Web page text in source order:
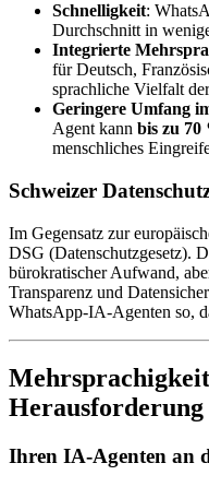
Schnelligkeit:
Durchschnitt in
Integrierte
für Deutsch,
sprachliche Vielfalt
Geringere Umfang
Agent kann bis zu
menschliches
Schweizer
Im Gegensatz zur
DSG (Datenschutzgesetz).
bürokratischer Aufwand,
Transparenz und
WhatsApp-IA-Agenten so,
Herausforderung
Ihren IA-Agenten an